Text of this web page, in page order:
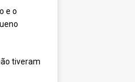
e o
tiveram